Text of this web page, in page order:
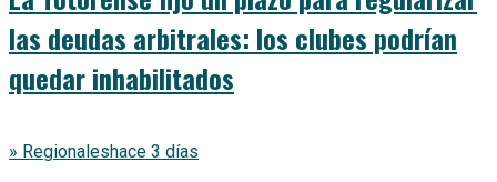
las deudas arbitrales: los clubes podrían
quedar inhabilitados
» Regionaleshace 3 días